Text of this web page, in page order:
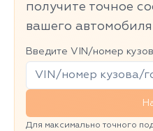
получите точное
вашего автомобиля
Введите VIN/номер
Для максимально точного